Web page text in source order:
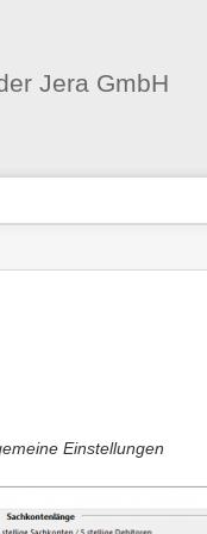
Jera GmbH
Einstellungen